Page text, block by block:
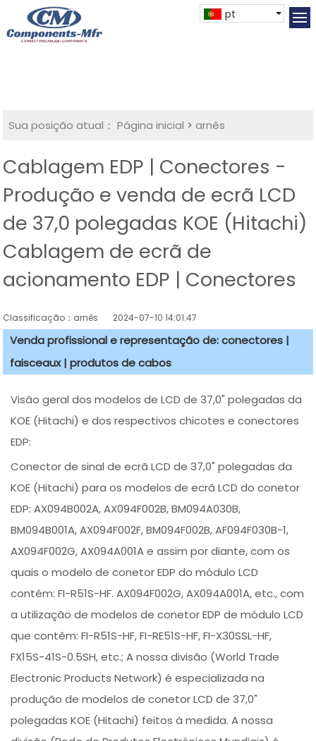
pt
Sua posição atual： Página inicial >arnês
Cablagem EDP | Conectores -
Produção e venda de ecrã LCD
de 37,0 polegadas KOE (Hitachi)
Cablagem de ecrã de
acionamento EDP | Conectores
Classificação：arnês 2024-07-10 14:01:47
Venda profissional e representação de: conectores |
faisceaux | produtos de cabos
Visão geral dos modelos de LCD de 37,0" polegadas da
KOE (Hitachi) e dos respectivos chicotes e conectores
EDP:
Conector de sinal de ecrã LCD de 37,0" polegadas da
KOE (Hitachi) para os modelos de ecrã LCD do conetor
EDP: AX094B002A, AX094F002B, BM094A030B,
BM094B001A, AX094F002F, BM094F002B, AF094F030B-1,
AX094F002G, AX094A001A e assim por diante, com os
quais o modelo de conetor EDP do módulo LCD
contém: FI-R51S-HF. AX094F002G, AX094A001A, etc., com
a utilização de modelos de conetor EDP de módulo LCD
que contêm: FI-R51S-HF, FI-RE51S-HF, FI-X30SSL-HF,
FX15S-41S-0.5SH, etc.; A nossa divisão (World Trade
Electronic Products Network) é especializada na
produção de modelos de conetor LCD de 37,0"
polegadas KOE (Hitachi) feitos à medida. A nossa